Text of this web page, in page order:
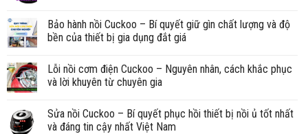
Bảo hành nồi Cuckoo – Bí quyết giữ gìn chất lượng và độ
bền của thiết bị gia dụng đắt giá
Lỗi nồi cơm điện Cuckoo – Nguyên nhân, cách khắc phục
và lời khuyên từ chuyên gia
Sửa nồi Cuckoo – Bí quyết phục hồi thiết bị nồi ủ tốt nhất
và đáng tin cậy nhất Việt Nam